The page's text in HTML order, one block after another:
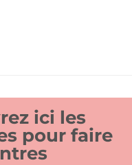
ici les
pour faire